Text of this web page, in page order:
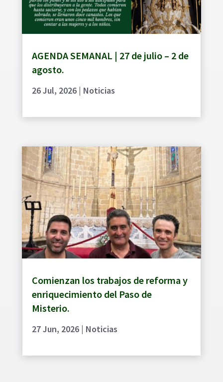
AGENDA SEMANAL | 27 de julio – 2 de
agosto.
26 Jul, 2026| Noticias
Comienzan los trabajos de reforma y
enriquecimiento del Paso de
Misterio.
27 Jun, 2026| Noticias